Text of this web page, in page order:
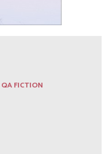
QA FICTION